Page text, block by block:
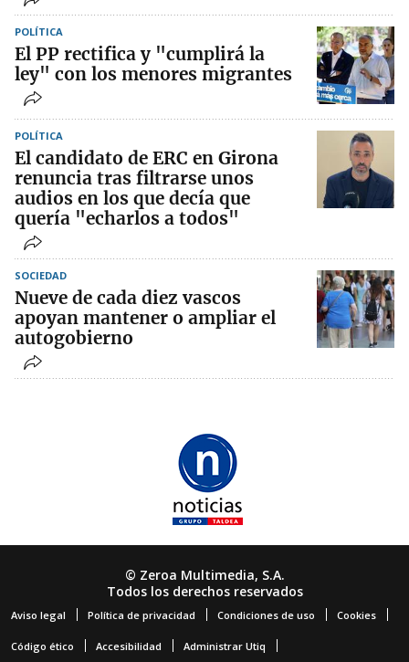
POLÍTICA
El PP rectifica y "cumplirá la
ley" con los menores migrantes
POLÍTICA
El candidato de ERC en Girona
renuncia tras filtrarse unos
audios en los que decía que
quería "echarlos a todos"
SOCIEDAD
Nueve de cada diez vascos
apoyan mantener o ampliar el
autogobierno
© Zeroa Multimedia, S.A.
Todos los derechos reservados
Aviso legal Política de privacidad Condiciones de uso Cookies
Código ético Accesibilidad Administrar Utiq